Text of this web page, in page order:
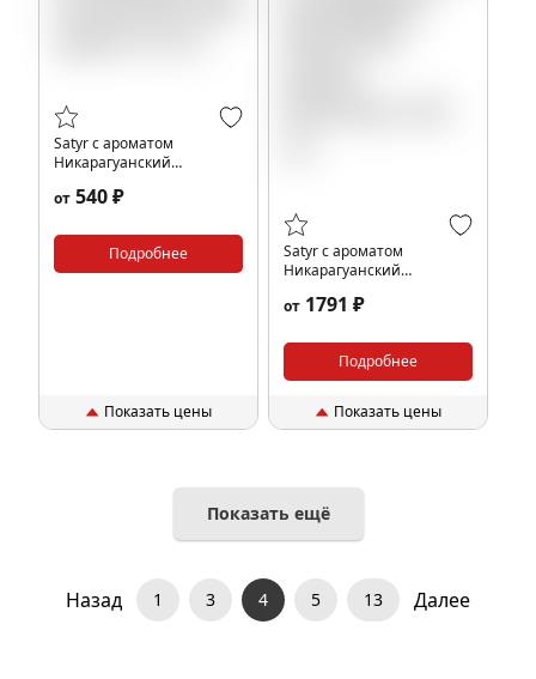
Satyr с ароматом
Никарагуанский
25 гр.
от 540 ₽
Подробнее
Показать цены
Satyr с ароматом
Никарагуанский
БАЗИС МОСКОУ), 100 гр.
от 1791 ₽
Подробнее
Показать цены
Показать ещё
Назад 1 3 4 5 13 Далее